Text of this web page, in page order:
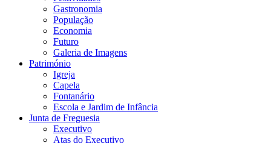
Gastronomia
População
Economia
Futuro
Galeria de Imagens
Património
Igreja
Capela
Fontanário
Escola e Jardim de Infância
Junta de Freguesia
Executivo
Atas do Executivo